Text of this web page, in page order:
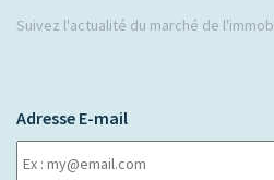
Suivez l'actualité du marché de
Adresse E-mail